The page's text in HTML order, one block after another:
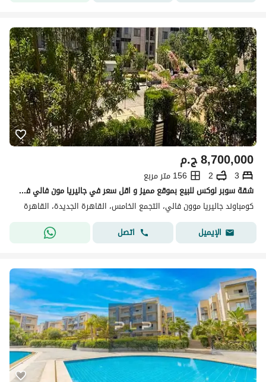
ج.م8,700,000
3
2
156 متر مربع
شقة سوبر لوكس للبيع بموقع مميز و اقل سعر في جاليريا مون فالي في التجمع الخامس باطلالة كاملة مميزة على الحديقة من الريسيبشين و جميع غرف النوم مع جراج
كومباوند جاليريا موون فالي، التجمع الخامس، القاهرة الجديدة، القاهرة
الإيميل
اتصل